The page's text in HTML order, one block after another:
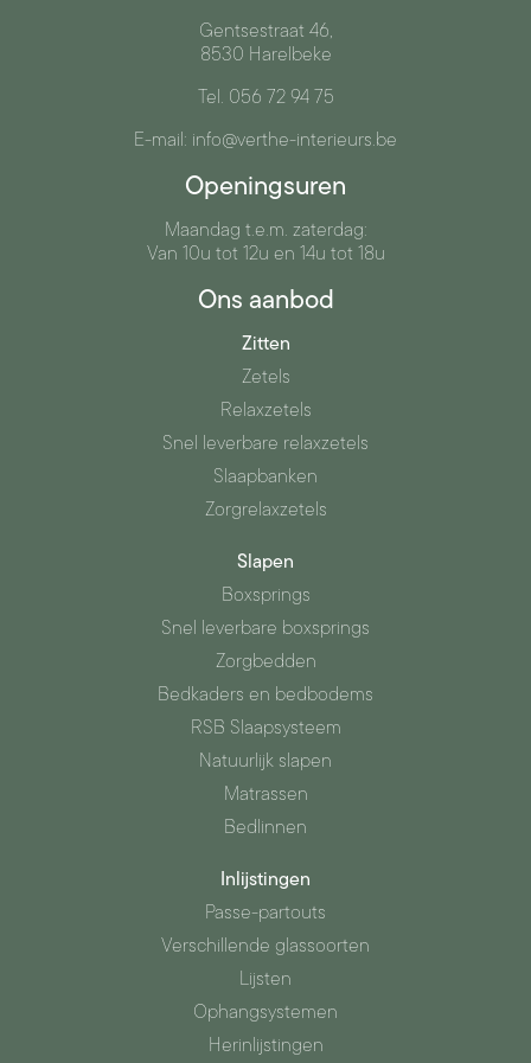
Gentsestraat 46,
8530 Harelbeke
Tel. 056 72 94 75
E-mail: info@verthe-interieurs.be
Openingsuren
Maandag t.e.m. zaterdag:
Van 10u tot 12u en 14u tot 18u
Ons aanbod
Zitten
Zetels
Relaxzetels
Snel leverbare relaxzetels
Slaapbanken
Zorgrelaxzetels
Slapen
Boxsprings
Snel leverbare boxsprings
Zorgbedden
Bedkaders en bedbodems
RSB Slaapsysteem
Natuurlijk slapen
Matrassen
Bedlinnen
Inlijstingen
Passe-partouts
Verschillende glassoorten
Lijsten
Ophangsystemen
Herinlijstingen